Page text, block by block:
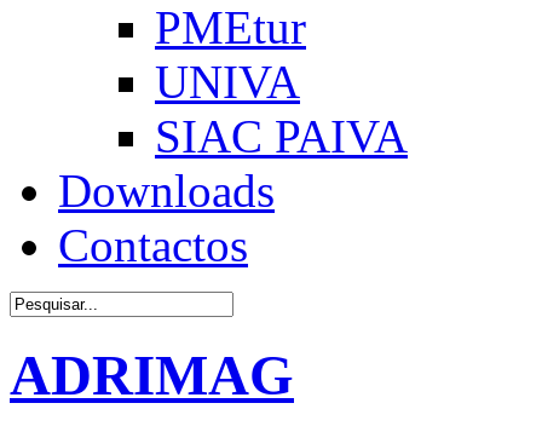
PMEtur
UNIVA
SIAC PAIVA
Downloads
Contactos
ADRIMAG